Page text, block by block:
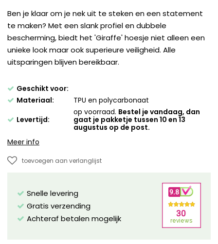
Ben je klaar om je nek uit te steken en een statement
te maken? Met een slank profiel en dubbele
bescherming, biedt het 'Giraffe' hoesje niet alleen een
unieke look maar ook superieure veiligheid. Alle
uitsparingen blijven bereikbaar.
Geschikt voor:
Materiaal:
TPU en polycarbonaat
Levertijd:
op voorraad. Bestel je vandaag, dan
gaat je pakketje tussen 10 en 13
augustus op de post.
Meer info
toevoegen aan verlanglijst
Snelle levering
Gratis verzending
Achteraf betalen mogelijk